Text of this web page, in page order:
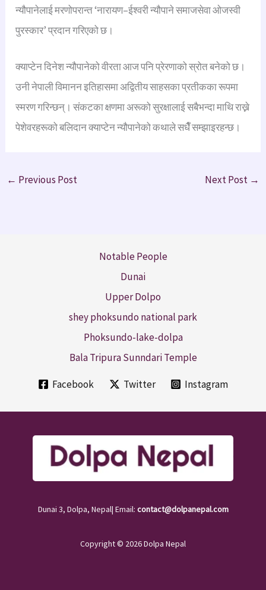
न्यौपानेलाई मरणोपरान्त ‘नारायण–ईश्वरी न्यौपाने समाजसेवा ओजस्वी
पुरस्कार’ प्रदान गरिएको छ।
क्याप्टेन दिनेश न्यौपानेको वीरता आज पनि प्रेरणाको स्रोत बनेको छ।
उनी नेपाली विमानन इतिहासमा अद्वितीय साहसका प्रतीकका रूपमा
स्मरण गरिन्छन्। संकटका क्षणमा अरूको सुरक्षालाई सबैभन्दा माथि राख्ने
पेशेवरहरूको बलिदान क्याप्टेन न्यौपानेको कथाले सधैँ सम्झाइरहन्छ।
← Previous Post Next Post →
Notable People
Dunai
Upper Dolpo
shey phoksundo national park
Phoksundo-lake-dolpa
Bala Tripura Sunndari Temple
Facebook Twitter Instagram
Dunai 3, Dolpa, Nepal| Email: contact@dolpanepal.com
Copyright © 2026 Dolpa Nepal